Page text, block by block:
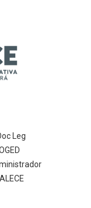
Leg